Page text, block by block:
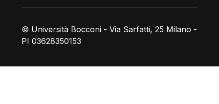
© Università Bocconi - Via Sarfatti, 25 Milano -
PI 03628350153